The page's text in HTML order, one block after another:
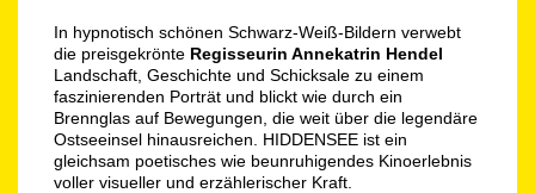
In hypnotisch schönen Schwarz-Weiß-Bildern verwebt
die preisgekrönte Regisseurin Annekatrin Hendel
Landschaft, Geschichte und Schicksale zu einem
faszinierenden Porträt und blickt wie durch ein
Brennglas auf Bewegungen, die weit über die legendäre
Ostseeinsel hinausreichen. HIDDENSEE ist ein
gleichsam poetisches wie beunruhigendes Kinoerlebnis
voller visueller und erzählerischer Kraft.